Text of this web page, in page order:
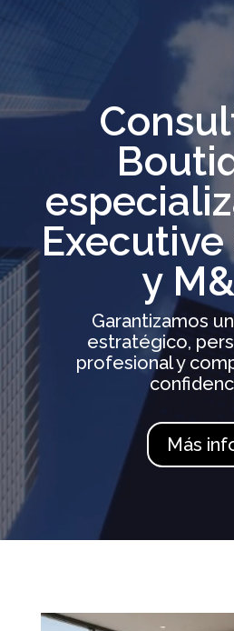
Executive
y
Garantizamos
estratégico,
profesional y
Más